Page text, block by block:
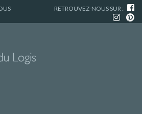
RETROUVEZ-NOUS SUR :